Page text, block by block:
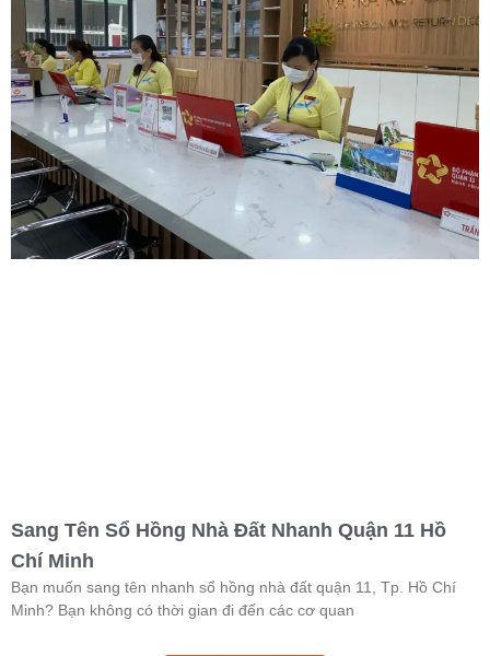
Sang Tên Sổ Hồng Nhà Đất Nhanh Quận 11 Hồ
Chí Minh
Bạn muốn sang tên nhanh sổ hồng nhà đất quận 11, Tp. Hồ Chí
Minh? Bạn không có thời gian đi đến các cơ quan